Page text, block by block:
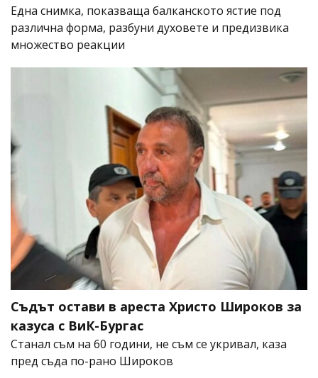
Една снимка, показваща балканското ястие под
различна форма, разбуни духовете и предизвика
множество реакции
Съдът остави в ареста Христо Широков за
казуса с ВиК-Бургас
Станал съм на 60 години, не съм се укривал, каза
пред съда по-рано Широков